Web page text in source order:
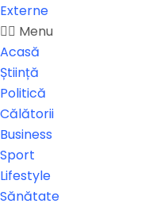
Externe
Menu
Acasă
Știință
Politică
Călătorii
Business
Sport
Lifestyle
Sănătate